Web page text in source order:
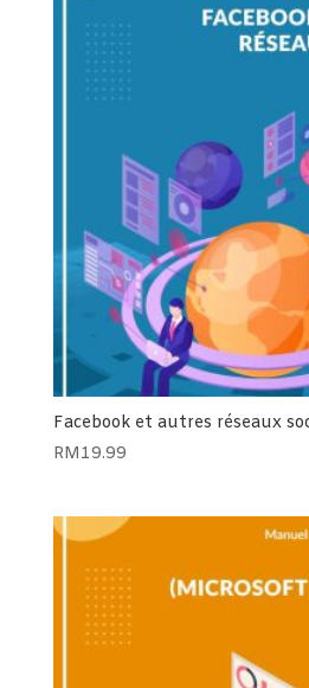
Facebook et autres réseaux
RM19.99